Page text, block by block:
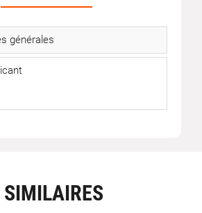
générales